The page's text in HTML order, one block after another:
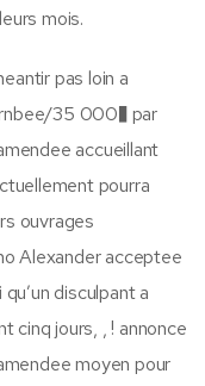
mois.
pas loin a
35 000� par
accueillant
pourra
ouvrages
Alexander acceptee
disculpant a
cinq jours, , ! annonce
moyen pour